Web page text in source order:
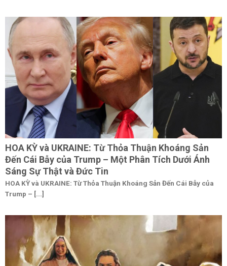
HOA KỲ và UKRAINE: Từ Thỏa Thuận Khoáng Sản
Đến Cái Bẫy của Trump – Một Phân Tích Dưới Ánh
Sáng Sự Thật và Đức Tin
HOA KỲ và UKRAINE: Từ Thỏa Thuận Khoáng Sản Đến Cái Bẫy của
Trump – [...]